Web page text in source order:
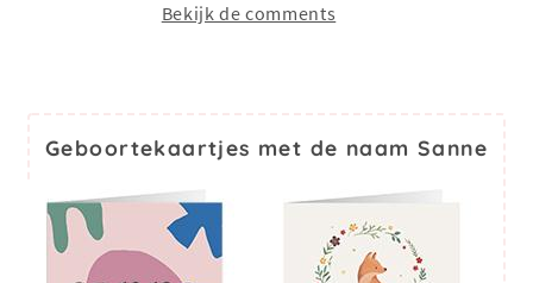
Bekijk de comments
Geboortekaartjes met de naam Sanne